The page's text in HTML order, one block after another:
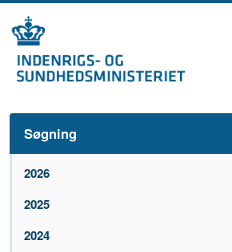
Søgning
2026
2025
2024